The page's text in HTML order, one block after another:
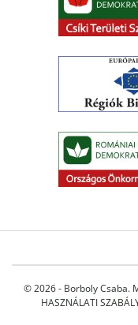
© 2026 - Borboly Csaba.
HASZNÁLATI